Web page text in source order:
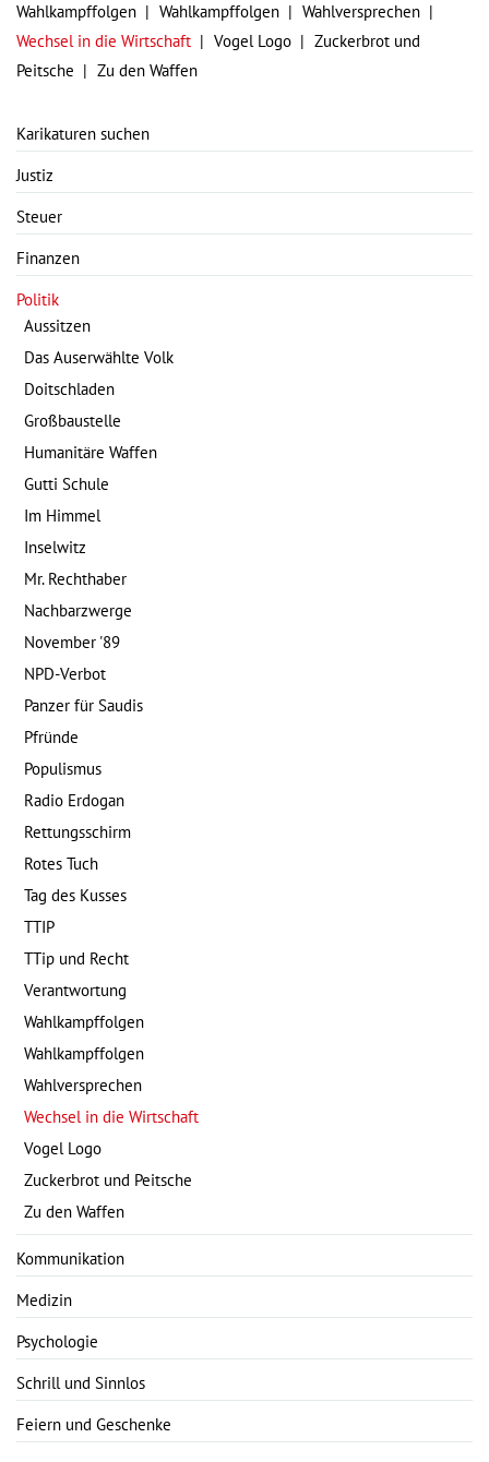
Wahlkampffolgen
Wahlkampffolgen
Wahlversprechen
Wechsel in die Wirtschaft
Vogel Logo
Zuckerbrot und
Peitsche
Zu den Waffen
Karikaturen suchen
Justiz
Steuer
Finanzen
Politik
Aussitzen
Das Auserwählte Volk
Doitschladen
Großbaustelle
Humanitäre Waffen
Gutti Schule
Im Himmel
Inselwitz
Mr. Rechthaber
Nachbarzwerge
November '89
NPD-Verbot
Panzer für Saudis
Pfründe
Populismus
Radio Erdogan
Rettungsschirm
Rotes Tuch
Tag des Kusses
TTIP
TTip und Recht
Verantwortung
Wahlkampffolgen
Wahlkampffolgen
Wahlversprechen
Wechsel in die Wirtschaft
Vogel Logo
Zuckerbrot und Peitsche
Zu den Waffen
Kommunikation
Medizin
Psychologie
Schrill und Sinnlos
Feiern und Geschenke